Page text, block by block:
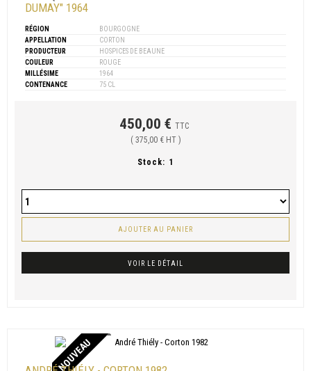
DUMAY" 1964
RÉGION
BOURGOGNE
APPELLATION
CORTON
PRODUCTEUR
HOSPICES DE BEAUNE
COULEUR
ROUGE
MILLÉSIME
1964
CONTENANCE
75 CL
450,00 € TTC
( 375,00 € HT )
Stock: 1
AJOUTER AU PANIER
VOIR LE DÉTAIL
NOUVEAU